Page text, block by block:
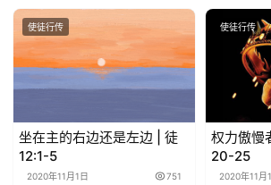
使徒行传
坐在主的右边还是左边 | 徒
12:1-5
2020年11月1日 751
使徒行传
权力傲慢
20-25
2020年11月